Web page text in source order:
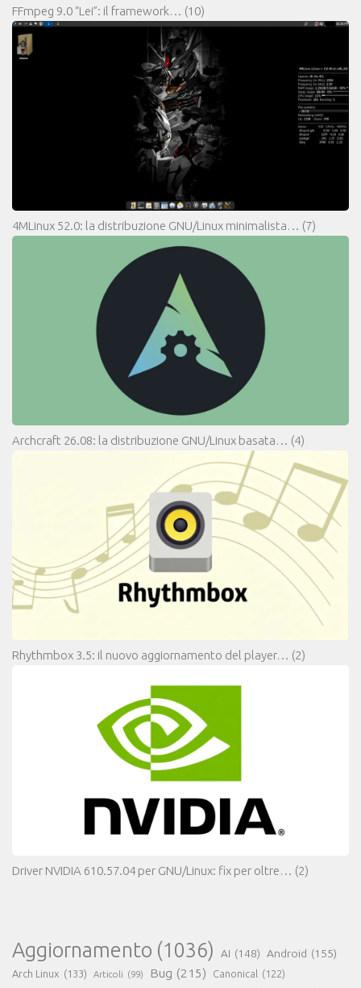
FFmpeg 9.0 “Lei”: il framework… (10)
4MLinux 52.0: la distribuzione GNU/Linux minimalista… (7)
Archcraft 26.08: la distribuzione GNU/Linux basata… (4)
Rhythmbox 3.5: il nuovo aggiornamento del player… (2)
Driver NVIDIA 610.57.04 per GNU/Linux: fix per oltre… (2)
Aggiornamento (1036) AI (148) Android (155)
Arch Linux (133) Articoli (99) Bug (215) Canonical (122)